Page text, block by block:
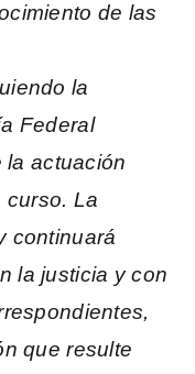
de las
la
Federal
la actuación
curso. La
continuará
la justicia y con
que resulte